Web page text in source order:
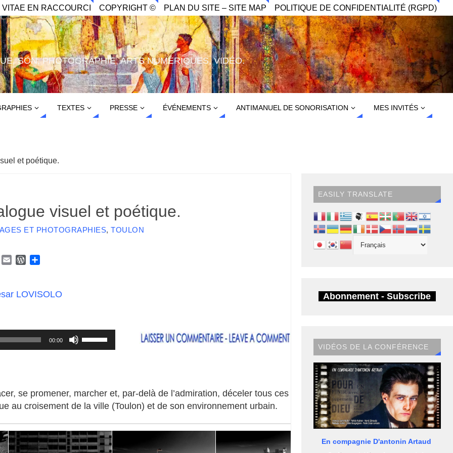
VITAE EN RACCOURCI COPYRIGHT © PLAN DU SITE – SITE MAP POLITIQUE DE CONFIDENTIALITÉ (RGPD)
SON, PHOTOGRAPHIE, ARTS NUMÉRIQUES, VIDÉO.
TEXTES PRESSE ÉVÉNEMENTS ANTIMANUEL DE SONORISATION MES INVITÉS
et poétique.
visuel et poétique.
ET PHOTOGRAPHIES, TOULON
E
i
l
W
d
P
s
s
t
a
r
LOVISOLO
00:00
les
augmenter
ou
diminuer
le
volume.
se promener, marcher et, par-delà de l’admiration, déceler tous ces détails
au croisement de la ville (Toulon) et de son environnement urbain.
EASILY TRANSLATE
Abonnement - Subscribe
VIDÉOS DE LA CONFÉRENCE
En compagnie D'antonin Artaud